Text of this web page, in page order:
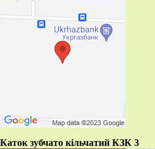
Каток зубчато кільчатий КЗК 3